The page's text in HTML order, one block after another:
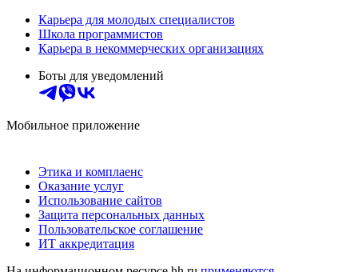
Карьера для молодых специалистов
Школа программистов
Карьера в некоммерческих организациях
Боты для уведомлений
Мобильное приложение
Этика и комплаенс
Оказание услуг
Использование сайтов
Защита персональных данных
Пользовательское соглашение
ИТ аккредитация